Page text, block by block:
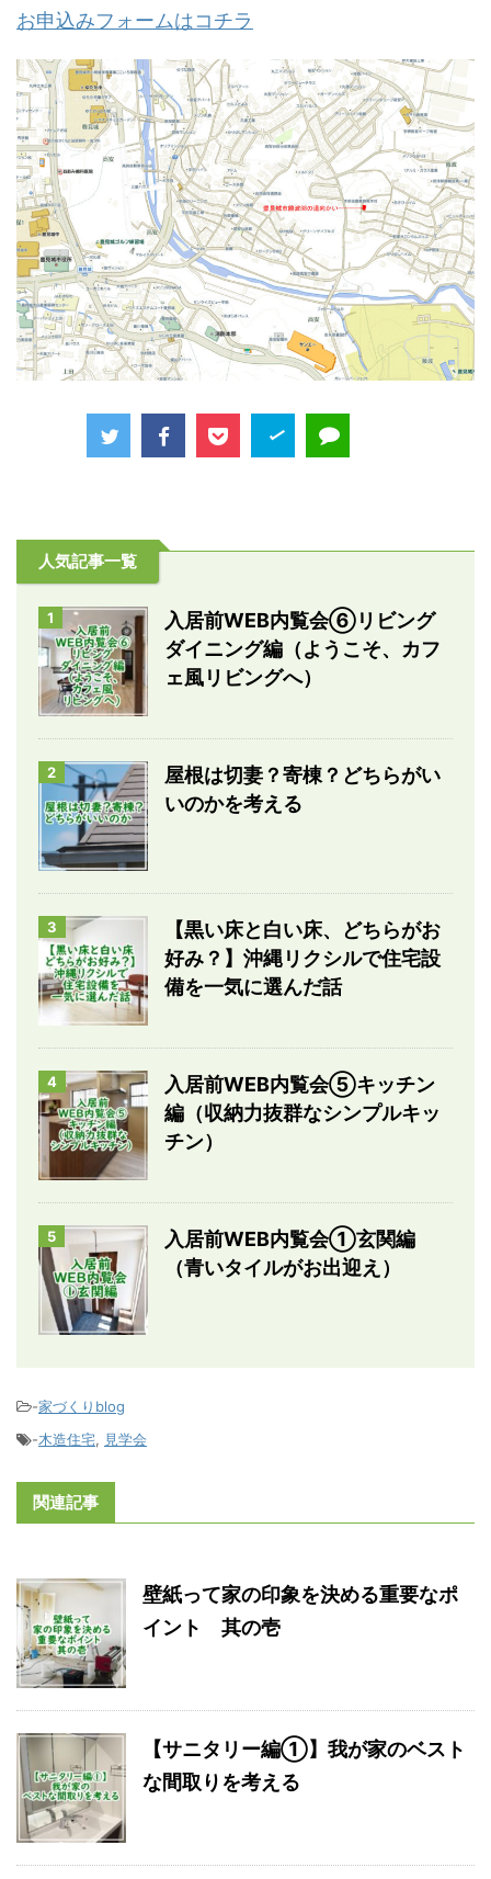
お申込みフォームはコチラ
人気記事一覧
1
入居前WEB内覧会⑥リビング
ダイニング編（ようこそ、カフ
ェ風リビングへ）
2
屋根は切妻？寄棟？どちらがい
いのかを考える
3
【黒い床と白い床、どちらがお
好み？】沖縄リクシルで住宅設
備を一気に選んだ話
4
入居前WEB内覧会⑤キッチン
編（収納力抜群なシンプルキッ
チン）
5
入居前WEB内覧会①玄関編
（青いタイルがお出迎え）
-家づくりblog
-木造住宅, 見学会
関連記事
壁紙って家の印象を決める重要なポ
イント 其の壱
【サニタリー編①】我が家のベスト
な間取りを考える